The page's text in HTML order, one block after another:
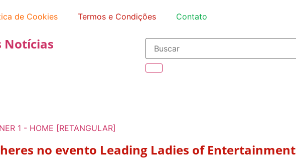
de Cookies Termos e Condições Contato
Notícias
no evento Leading Ladies of Entertainment